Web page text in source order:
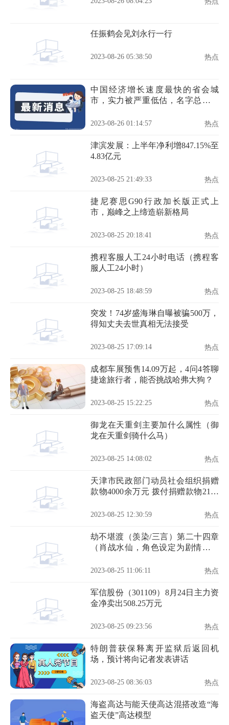
任振鹤会见刘永行一行
2023-08-26 05:38:50 热点
中国经济增长速度最快的省会城
市，实力被严重低估，名字总被调
2023-08-26 01:14:57 热点
津滨发展：上半年净利增847.15%至
4.83亿元
2023-08-25 21:49:33 热点
捷尼赛思G90行政加长版正式上
市，巅峰之上缔造崭新格局
2023-08-25 20:18:41 热点
携程客服人工24小时电话（携程客
服人工24小时）
2023-08-25 18:48:59 热点
突发！74岁盛海琳自曝被骗500万，
得知丈夫去世真相无法接受
2023-08-25 17:09:14 热点
成都车展预售14.09万起，4问4答聊
捷途旅行者，能否挑战哈弗大狗？
2023-08-25 15:22:25 热点
御龙在天重剑主要加什么属性（御
龙在天重剑骑什么马）
2023-08-25 14:08:02 热点
天津市民政部门动员社会组织捐赠
款物4000余万元 拨付捐赠款物2100
2023-08-25 12:30:59 热点
劫不堪渡（羡染/三言）第二十四章
（肖战水仙，角色设定为剧情，勿
2023-08-25 11:06:11 热点
军信股份（301109）8月24日主力资
金净卖出508.25万元
2023-08-25 09:23:56 热点
特朗普获保释离开监狱后返回机
场，预计将向记者发表讲话
2023-08-25 08:36:03 热点
海盗高达与能天使高达混搭改造“海
盗天使”高达模型